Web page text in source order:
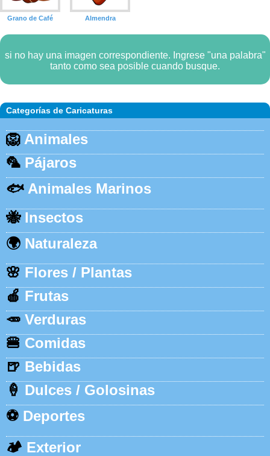
Categorías de Caricaturas
🦁 Animales
🦜 Pájaros
🐟 Animales Marinos
🐝 Insectos
🌍 Naturaleza
🌸 Flores / Plantas
🍎 Frutas
🥕 Verduras
🍔 Comidas
🍺 Bebidas
🍦 Dulces / Golosinas
⚽ Deportes
🏕️ Exterior
Grano de Café Almendra
si no hay una imagen correspondiente. Ingrese "una palabra"
tanto como sea posible cuando busque.